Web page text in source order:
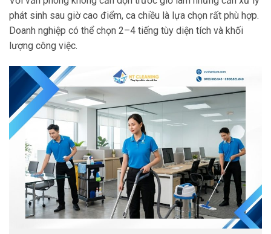
phát sinh sau giờ cao điểm, ca chiều là lựa chọn rất phù hợp.
Doanh nghiệp có thể chọn 2–4 tiếng tùy diện tích và khối
lượng công việc.